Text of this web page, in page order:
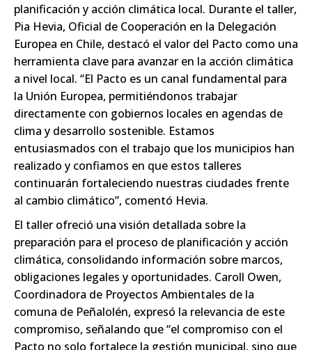
planificación y acción climática local. Durante el taller,
Pia Hevia, Oficial de Cooperación en la Delegación
Europea en Chile, destacó el valor del Pacto como una
herramienta clave para avanzar en la acción climática
a nivel local. “El Pacto es un canal fundamental para
la Unión Europea, permitiéndonos trabajar
directamente con gobiernos locales en agendas de
clima y desarrollo sostenible. Estamos
entusiasmados con el trabajo que los municipios han
realizado y confiamos en que estos talleres
continuarán fortaleciendo nuestras ciudades frente
al cambio climático”, comentó Hevia.
El taller ofreció una visión detallada sobre la
preparación para el proceso de planificación y acción
climática, consolidando información sobre marcos,
obligaciones legales y oportunidades. Caroll Owen,
Coordinadora de Proyectos Ambientales de la
comuna de Peñalolén, expresó la relevancia de este
compromiso, señalando que “el compromiso con el
Pacto no solo fortalece la gestión municipal, sino que